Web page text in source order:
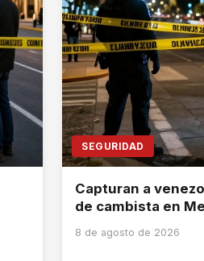
SEGURIDAD
Capturan a
de cambista en
8 de agosto de 2026